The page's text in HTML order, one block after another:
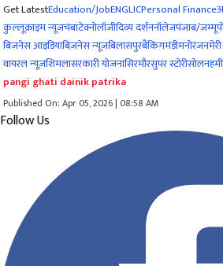
Get LatestEducation/JobENGLICPersonal Finance
कुल्लूक्राइम न्यूजचंबाटेक्नोलॉजीदिव्य दर्शननॉलेजपंजाब/जम्मू
बिजनेस आइडियाबिज़नेस न्यूज़बिलासपुरबैंकिंगमंडीमनोरंजन
वायरल न्यूज़शिमलासरकारी योजनासिरमौरसुपर स्टोरीसोलन
pangi ghati dainik patrika
Published On: Apr 05, 2026 | 08:58 AM
Follow Us